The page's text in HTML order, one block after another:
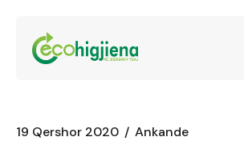
19 Qershor 2020 Ankande